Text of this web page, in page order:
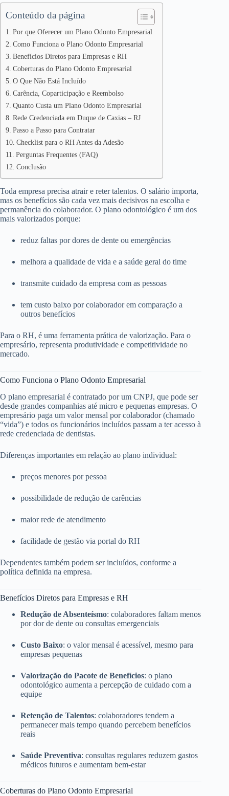
Conteúdo da página
Por que Oferecer um Plano Odonto Empresarial
Como Funciona o Plano Odonto Empresarial
Benefícios Diretos para Empresas e RH
Coberturas do Plano Odonto Empresarial
O Que Não Está Incluído
Carência, Coparticipação e Reembolso
Quanto Custa um Plano Odonto Empresarial
Rede Credenciada em Duque de Caxias – RJ
Passo a Passo para Contratar
Checklist para o RH Antes da Adesão
Perguntas Frequentes (FAQ)
Conclusão
Toda empresa precisa atrair e reter talentos. O salário importa,
mas os benefícios são cada vez mais decisivos na escolha e
permanência do colaborador. O plano odontológico é um dos
mais valorizados porque:
reduz faltas por dores de dente ou emergências
melhora a qualidade de vida e a saúde geral do time
transmite cuidado da empresa com as pessoas
tem custo baixo por colaborador em comparação a
outros benefícios
Para o RH, é uma ferramenta prática de valorização. Para o
empresário, representa produtividade e competitividade no
mercado.
Como Funciona o Plano Odonto Empresarial
O plano empresarial é contratado por um CNPJ, que pode ser
desde grandes companhias até micro e pequenas empresas. O
empresário paga um valor mensal por colaborador (chamado
“vida”) e todos os funcionários incluídos passam a ter acesso à
rede credenciada de dentistas.
Diferenças importantes em relação ao plano individual:
preços menores por pessoa
possibilidade de redução de carências
maior rede de atendimento
facilidade de gestão via portal do RH
Dependentes também podem ser incluídos, conforme a
política definida na empresa.
Benefícios Diretos para Empresas e RH
Redução de Absenteísmo: colaboradores faltam menos
por dor de dente ou consultas emergenciais
Custo Baixo: o valor mensal é acessível, mesmo para
empresas pequenas
Valorização do Pacote de Benefícios: o plano
odontológico aumenta a percepção de cuidado com a
equipe
Retenção de Talentos: colaboradores tendem a
permanecer mais tempo quando percebem benefícios
reais
Saúde Preventiva: consultas regulares reduzem gastos
médicos futuros e aumentam bem-estar
Coberturas do Plano Odonto Empresarial